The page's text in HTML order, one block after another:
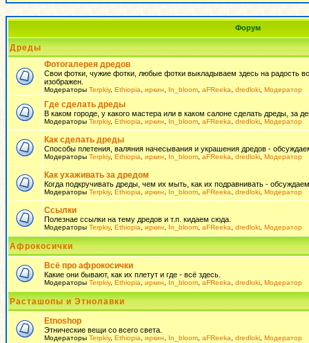
Форум
Дреды
Фотогалерея дредов
Свои фотки, чужие фотки, любые фотки выкладываем здесь на радость
изображен.
Модераторы Terpkiy, Ethiopia иркин In_bloom aFReeka dredloki Модератор
Где сделать дреды
В каком городе, у какого мастера или в каком салоне сделать дреды, за
Модераторы Terpkiy, Ethiopia иркин In_bloom aFReeka dredloki Модератор
Как сделать дреды
Способы плетения, валяния начесывания и украшения дредов -
Модераторы Terpkiy, Ethiopia иркин In_bloom aFReeka dredloki Модератор
Как ухаживать за дредом
Когда подкручивать дреды, чем их мыть, как их подравнивать - обсуждаем
Модераторы Terpkiy, Ethiopia иркин In_bloom aFReeka dredloki Модератор
Ссылки
Полезнае ссылки на тему дредов и т.п. кидаем сюда.
Модераторы Terpkiy, Ethiopia иркин In_bloom aFReeka dredloki Модератор
Афрокосички
Всё про афрокосички
Какие они бывают, как их плетут и где - всё здесь.
Модераторы Terpkiy, Ethiopia иркин In_bloom aFReeka dredloki Модератор
Расташопы и Этнолавки
Etnoshop
Этнические вещи со всего света.
Модераторы Terpkiy, Ethiopia иркин In_bloom aFReeka dredloki Модератор